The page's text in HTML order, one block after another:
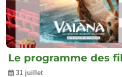
31 juillet